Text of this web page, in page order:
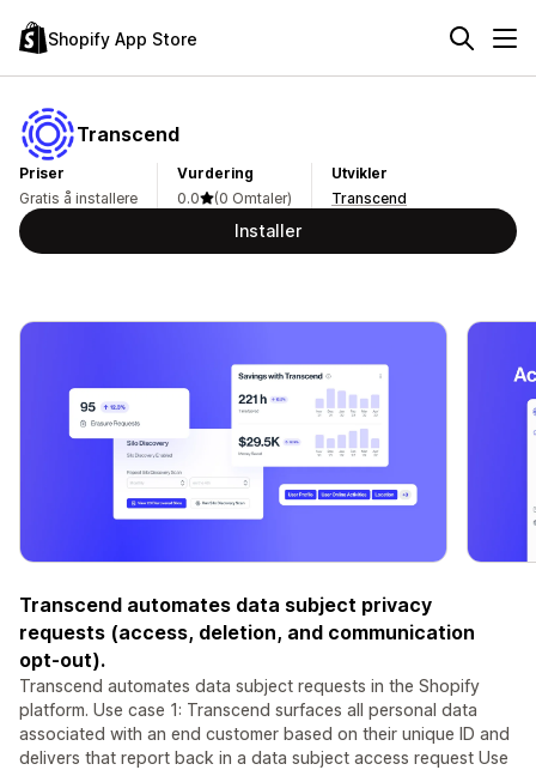
Shopify App Store
Transcend
Priser
Gratis å installere
Vurdering
0.0
(0 Omtaler)
Utvikler
Transcend
Installer
Transcend automates data subject privacy
requests (access, deletion, and communication
opt-out).
Transcend automates data subject requests in the Shopify
platform. Use case 1: Transcend surfaces all personal data
associated with an end customer based on their unique ID and
delivers that report back in a data subject access request Use